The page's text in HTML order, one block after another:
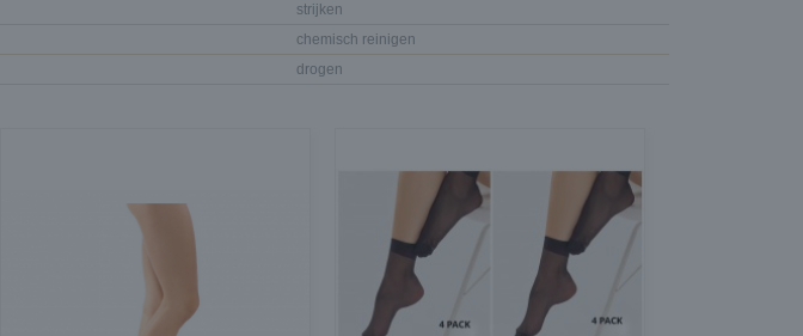
strijken
chemisch reinigen
drogen